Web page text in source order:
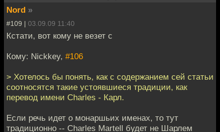
Nord »
#109 | 03.09.09 11:40
Кстати, вот кому не везет с
Кому: Nickkey, #106
> Хотелось бы понять, как с содержанием сей статьи
соотносятся такие устоявшиеся традиции, как
перевод имени Charles - Карл.
Если речь идет о монаршьих именах, то тут
традиционно -- Charles Martell будет не Шарлем